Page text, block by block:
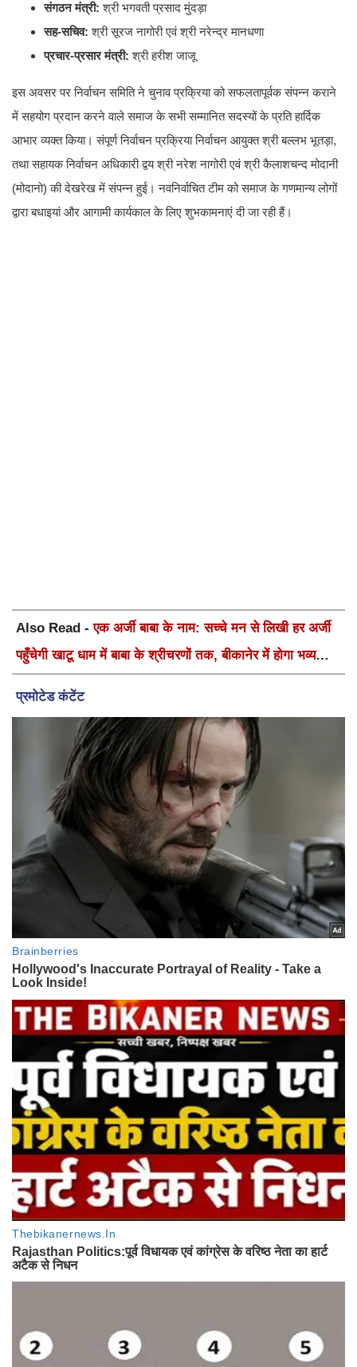
संगठन मंत्री: श्री भगवती प्रसाद मुंदड़ा
सह-सचिव: श्री सूरज नागोरी एवं श्री नरेन्द्र मानधणा
प्रचार-प्रसार मंत्री: श्री हरीश जाजू
​इस अवसर पर निर्वाचन समिति ने चुनाव प्रक्रिया को सफलतापूर्वक संपन्न कराने
में सहयोग प्रदान करने वाले समाज के सभी सम्मानित सदस्यों के प्रति हार्दिक
आभार व्यक्त किया। संपूर्ण निर्वाचन प्रक्रिया निर्वाचन आयुक्त श्री बल्लभ भूतड़ा,
तथा सहायक निर्वाचन अधिकारी द्वय श्री नरेश नागोरी एवं श्री कैलाशचन्द मोदानी
(मोदानो) की देखरेख में संपन्न हुई। नवनिर्वाचित टीम को समाज के गणमान्य लोगों
द्वारा बधाइयां और आगामी कार्यकाल के लिए शुभकामनाएं दी जा रही हैं।
Also Read -एक अर्जी बाबा के नाम: सच्चे मन से लिखी हर अर्जी
पहुँचेगी खाटू धाम में बाबा के श्रीचरणों तक, बीकानेर में होगा भव्य